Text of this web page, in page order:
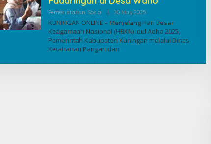
Pemerintahan Sosial | 20 May 2025By
KUNINGAN ONLINE – Menjelang Hari Besar
Keagamaan Nasional (HBKN) Idul Adha 2025,
Pemerintah Kabupaten Kuningan melalui Dinas
Ketahanan Pangan dan